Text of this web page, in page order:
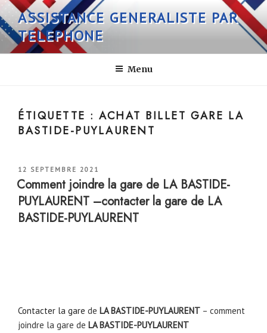
Aller
au
contenu
principal
ASSISTANCE GENERALISTE PAR
TELEPHONE
Menu
ÉTIQUETTE :ACHAT BILLET GARE LA
BASTIDE-PUYLAURENT
PUBLIÉ
LE
12 SEPTEMBRE 2021
Comment joindre la gare de LA BASTIDE-
PUYLAURENT –contacter la gare de LA
BASTIDE-PUYLAURENT
Contacter la gare de LA BASTIDE-PUYLAURENT – comment
joindre la gare de LA BASTIDE-PUYLAURENT